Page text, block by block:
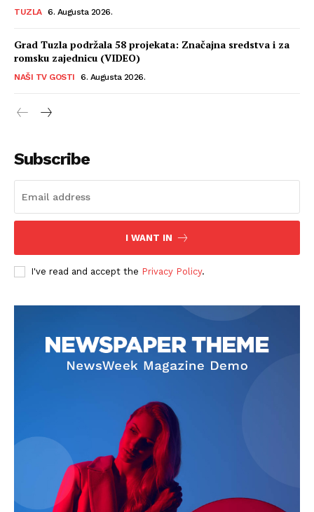
TUZLA 6. Augusta 2026.
Grad Tuzla podržala 58 projekata: Značajna sredstva i za
romsku zajednicu (VIDEO)
NAŠI TV GOSTI 6. Augusta 2026.
Subscribe
I WANT IN
I've read and accept the Privacy Policy.